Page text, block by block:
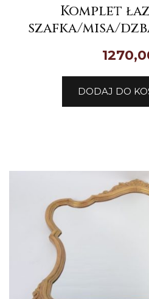
Komplet
szafka/misa/
DODAJ DO